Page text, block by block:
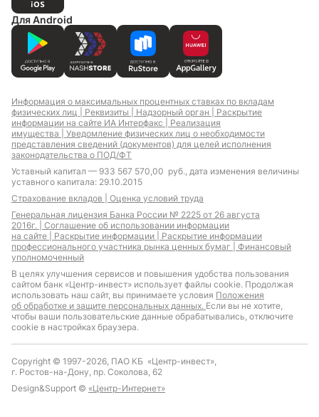
Для Android
Информация о максимальных процентных ставках по вкладам
физических лиц | Реквизиты | Надзорный орган | Раскрытие
информации на сайте ИА Интерфакс | Реализация
имущества | Уведомление физических лиц о необходимости
представления сведений (документов) для целей исполнения
законодательства о ПОД/ФТ
Уставный капитал — 933 567 570,00 руб., дата изменения величины
уставного капитала: 29.10.2015
Страхование вкладов | Оценка условий труда
Генеральная лицензия Банка России № 2225 от 26 августа
2016г. | Соглашение об использовании информации
на сайте | Раскрытие информации | Раскрытие информации
профессионального участника рынка ценных бумаг | Финансовый
уполномоченный
В целях улучшения сервисов и повышения удобства пользования
сайтом банк «Центр-инвест» использует файлы cookie. Продолжая
использовать наш сайт, вы принимаете условия Положения
об обработке и защите персональных данных. Если вы не хотите,
чтобы ваши пользовательские данные обрабатывались, отключите
cookie в настройках браузера.
Copyright © 1997-2026, ПАО КБ «Центр-инвест»,
г. Ростов-на-Дону, пр. Соколова, 62
Design&Support © «Центр-Интернет»